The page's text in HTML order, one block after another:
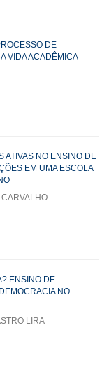
DE
VIDA ACADÊMICA
ATIVAS NO ENSINO DE
EM UMA ESCOLA
ENSINO DE
NO
LIRA